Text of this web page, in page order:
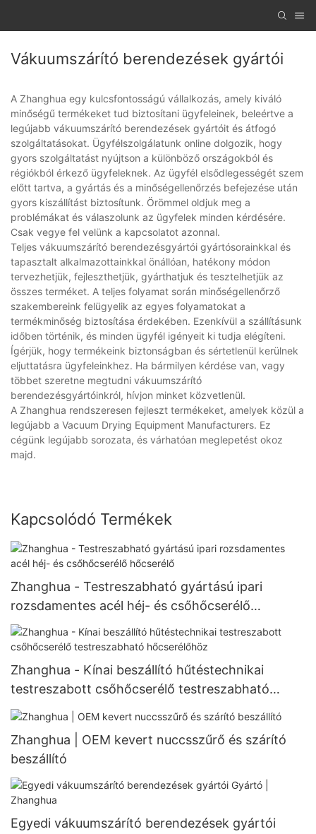
Vákuumszárító berendezések gyártói
A Zhanghua egy kulcsfontosságú vállalkozás, amely kiváló
minőségű termékeket tud biztosítani ügyfeleinek, beleértve a
legújabb vákuumszárító berendezések gyártóit és átfogó
szolgáltatásokat. Ügyfélszolgálatunk online dolgozik, hogy
gyors szolgáltatást nyújtson a különböző országokból és
régiókból érkező ügyfeleknek. Az ügyfél elsődlegességét szem
előtt tartva, a gyártás és a minőségellenőrzés befejezése után
gyors kiszállítást biztosítunk. Örömmel oldjuk meg a
problémákat és válaszolunk az ügyfelek minden kérdésére.
Csak vegye fel velünk a kapcsolatot azonnal.
Teljes vákuumszárító berendezésgyártói gyártósorainkkal és
tapasztalt alkalmazottainkkal önállóan, hatékony módon
tervezhetjük, fejleszthetjük, gyárthatjuk és tesztelhetjük az
összes terméket. A teljes folyamat során minőségellenőrző
szakembereink felügyelik az egyes folyamatokat a
termékminőség biztosítása érdekében. Ezenkívül a szállításunk
időben történik, és minden ügyfél igényeit ki tudja elégíteni.
Ígérjük, hogy termékeink biztonságban és sértetlenül kerülnek
eljuttatásra ügyfeleinkhez. Ha bármilyen kérdése van, vagy
többet szeretne megtudni vákuumszárító
berendezésgyártóinkról, hívjon minket közvetlenül.
A Zhanghua rendszeresen fejleszt termékeket, amelyek közül a
legújabb a Vacuum Drying Equipment Manufacturers. Ez
cégünk legújabb sorozata, és várhatóan meglepetést okoz
majd.
Kapcsolódó Termékek
Zhanghua - Testreszabható gyártású ipari
rozsdamentes acél héj- és csőhőcserélő
hőcserélő
Zhanghua - Kínai beszállító hűtéstechnikai
testreszabott csőhőcserélő testreszabható
hőcserélőhöz
Zhanghua | OEM kevert nuccsszűrő és szárító
beszállító
Egyedi vákuumszárító berendezések gyártói